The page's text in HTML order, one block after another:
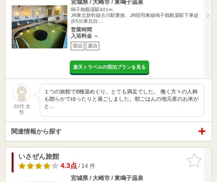
宮城県 / 大崎市 / 東鳴子温泉
鳴子御殿湯駅401m
JR東北新幹線古川駅乗換、JR陸羽東線鳴子御殿湯駅下車徒
歩5分東北自…
営業時間
入浴料金 ～
宿泊 湯治
楽天トラベルの宿泊プランを見る
20代 女
性
１つの旅館で8種湯めぐり。とても満足でした。 働く方々の人柄
も朗らかでゆったりと過ごしました。朝ごはんの地元産のお米が
と…
関連情報から探す
お気に入
りに追加
いさぜん旅館
4.3点/ 14 件
宮城県 / 大崎市 / 東鳴子温泉